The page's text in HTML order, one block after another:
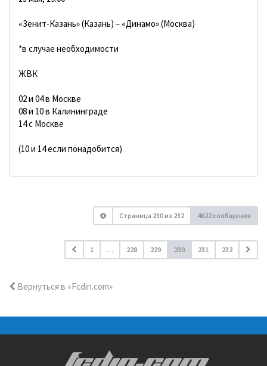
«Зенит-Казань» (Казань) – «Динамо» (Москва)
*в случае необходимости
ЖВК
02 и 04 в Москве
08 и 10 в Калининграде
14 с Москве
(10 и 14 если понадобится)
Страница 230из 232 4622 сообщения
1 … 228 229 230 231 232
Вернуться в «Fcdin.com»